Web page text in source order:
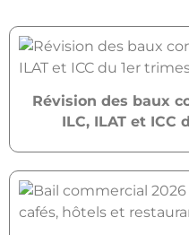
Révision des baux
ILC, ILAT et ICC